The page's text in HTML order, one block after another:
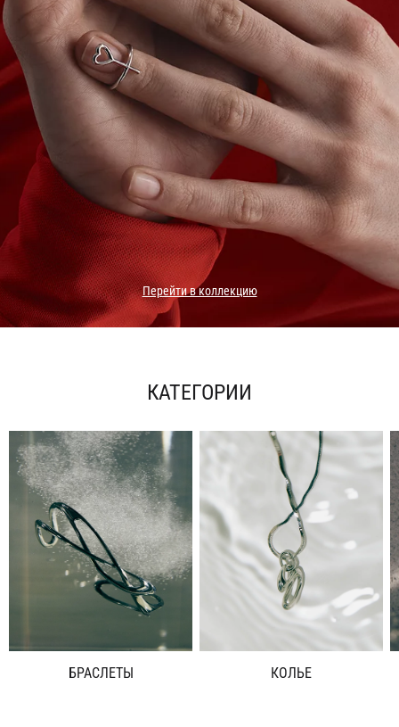
Перейти в коллекцию
КАТЕГОРИИ
БРАСЛЕТЫ КОЛЬЕ